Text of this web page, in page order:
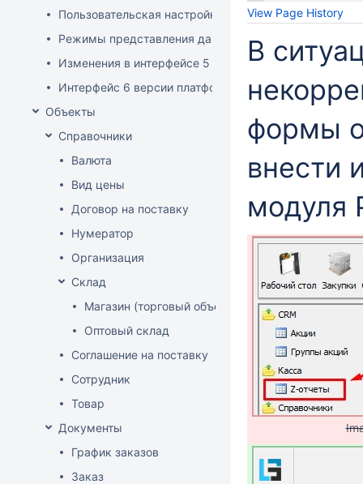
Пользовательская настройка интерфейса
Режимы представления данных
Изменения в интерфейсе 5 версии платформы
Интерфейс 6 версии платформы
Объекты
Справочники
Валюта
Вид цены
Договор на поставку
Нумератор
Организация
Склад
Магазин (торговый объект)
Оптовый склад
Соглашение на поставку
Сотрудник
Товар
Документы
График заказов
Заказ
View Page History
В
формы
внести
модуля